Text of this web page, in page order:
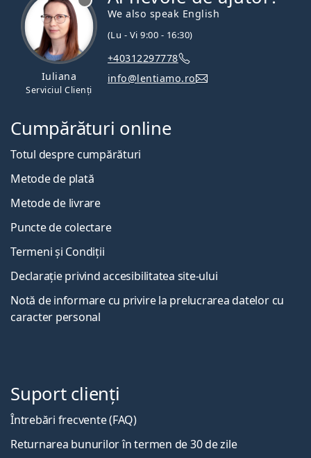
Iuliana
Serviciul Clienți
We also speak English
(Lu - Vi 9:00 - 16:30)
+40312297778
info@lentiamo.ro
Cumpărături online
Totul despre cumpărături
Metode de plată
Metode de livrare
Puncte de colectare
Termeni și Condiții
Declarație privind accesibilitatea site-ului
Notă de informare cu privire la prelucrarea datelor cu
caracter personal
Suport clienți
Întrebări frecvente (FAQ)
Returnarea bunurilor în termen de 30 de zile